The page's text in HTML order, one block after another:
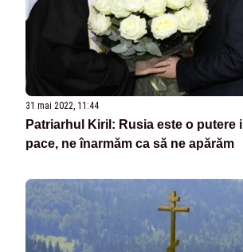
31 mai 2022, 11:44
Patriarhul Kiril: Rusia este o putere
pace, ne înarmăm ca să ne apărăm